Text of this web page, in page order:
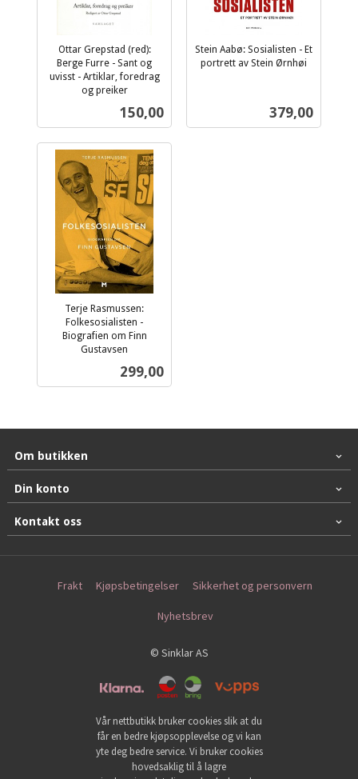
Ottar Grepstad (red):
Berge Furre - Sant og
uvisst - Artiklar, foredrag
og preiker
Pris
150,00
Stein Aabø: Sosialisten - Et
portrett av Stein Ørnhøi
Pris
379,00
Terje Rasmussen:
Folkesosialisten -
Biografien om Finn
Gustavsen
Pris
299,00
Om butikken
Din konto
Kontakt oss
Frakt Kjøpsbetingelser Sikkerhet og personvern
Nyhetsbrev
© Sinklar AS
Vår nettbutikk bruker cookies slik at du
får en bedre kjøpsopplevelse og vi kan
yte deg bedre service. Vi bruker cookies
hovedsaklig til å lagre